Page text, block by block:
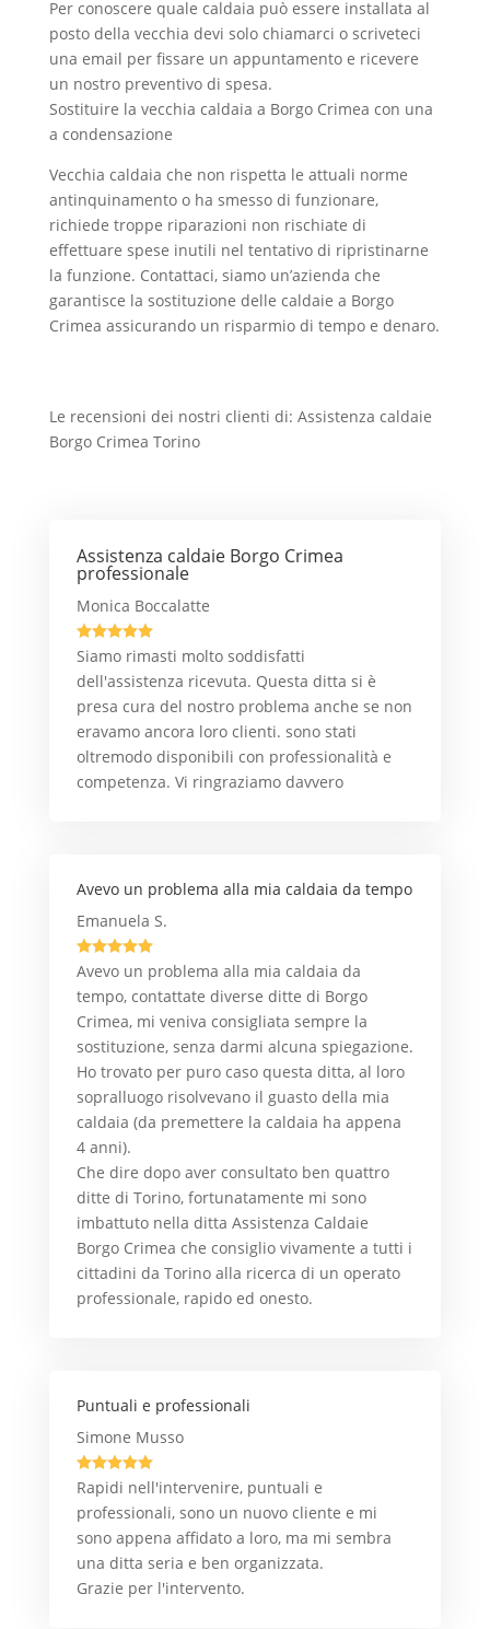
Per conoscere quale caldaia può essere installata al
posto della vecchia devi solo chiamarci o scriveteci
una email per fissare un appuntamento e ricevere
un nostro preventivo di spesa.
Sostituire la vecchia caldaia a Borgo Crimea con una
a condensazione
Vecchia caldaia che non rispetta le attuali norme
antinquinamento o ha smesso di funzionare,
richiede troppe riparazioni non rischiate di
effettuare spese inutili nel tentativo di ripristinarne
la funzione. Contattaci, siamo un’azienda che
garantisce la sostituzione delle caldaie a Borgo
Crimea assicurando un risparmio di tempo e denaro.
Le recensioni dei nostri clienti di: Assistenza caldaie
Borgo Crimea Torino
Assistenza caldaie Borgo Crimea
professionale
Monica Boccalatte

Siamo rimasti molto soddisfatti
dell'assistenza ricevuta. Questa ditta si è
presa cura del nostro problema anche se non
eravamo ancora loro clienti. sono stati
oltremodo disponibili con professionalità e
competenza. Vi ringraziamo davvero
Avevo un problema alla mia caldaia da tempo
Emanuela S.

Avevo un problema alla mia caldaia da
tempo, contattate diverse ditte di Borgo
Crimea, mi veniva consigliata sempre la
sostituzione, senza darmi alcuna spiegazione.
Ho trovato per puro caso questa ditta, al loro
sopralluogo risolvevano il guasto della mia
caldaia (da premettere la caldaia ha appena
4 anni).
Che dire dopo aver consultato ben quattro
ditte di Torino, fortunatamente mi sono
imbattuto nella ditta Assistenza Caldaie
Borgo Crimea che consiglio vivamente a tutti i
cittadini da Torino alla ricerca di un operato
professionale, rapido ed onesto.
Puntuali e professionali
Simone Musso

Rapidi nell'intervenire, puntuali e
professionali, sono un nuovo cliente e mi
sono appena affidato a loro, ma mi sembra
una ditta seria e ben organizzata.
Grazie per l'intervento.